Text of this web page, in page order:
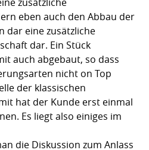
eben auch den Abbau der
dar eine zusätzliche
dar. Ein Stück
auch abgebaut, so dass
nicht on Top
der klassischen
hat der Kunde erst einmal
Es liegt also einiges im
die Diskussion zum Anlass